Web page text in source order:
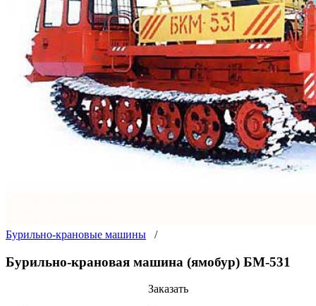
Бурильно-крановые машины /
Бурильно-крановая машина (ямобур) БМ-531
Заказать